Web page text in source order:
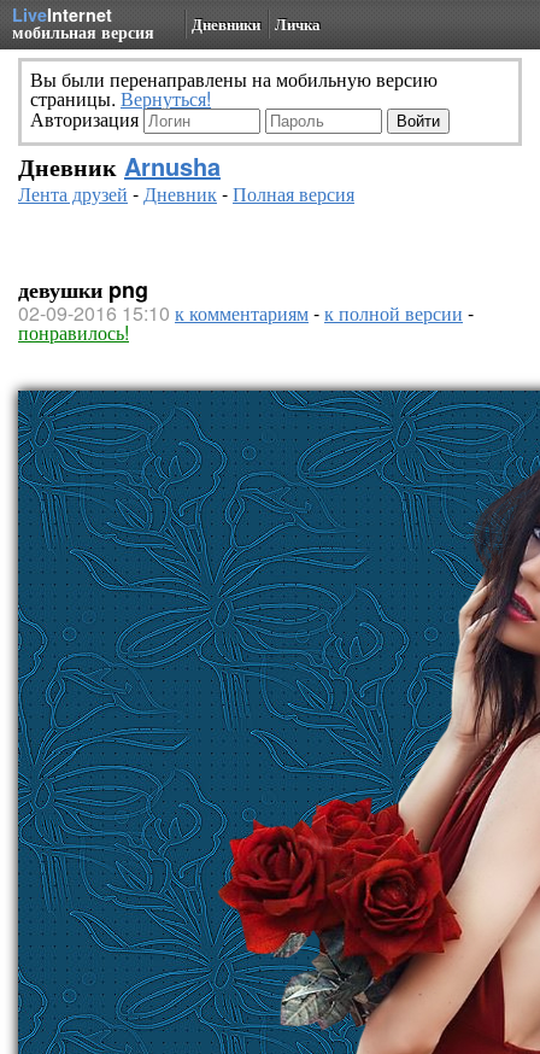
LiveInternet
мобильная версия Дневники Личка
Вы были перенаправлены на мобильную версию
страницы. Вернуться!
Авторизация
Дневник Arnusha
Лента друзей -Дневник-Полная версия
девушки png
02-09-2016 15:10 к комментариям-к полной версии -
понравилось!